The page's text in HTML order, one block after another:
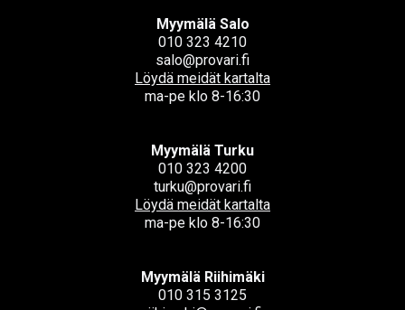
Myymälä Salo
010 323 4210
salo@provari.fi
Löydä meidät kartalta
ma-pe klo 8-16:30
Myymälä Turku
010 323 4200
turku@provari.fi
Löydä meidät kartalta
ma-pe klo 8-16:30
Myymälä Riihimäki
010 315 3125